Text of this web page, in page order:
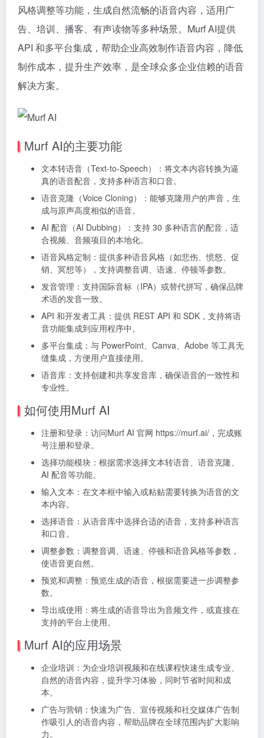
风格调整等功能，生成自然流畅的语音内容，适用广
告、培训、播客、有声读物等多种场景。Murf AI提供
API 和多平台集成，帮助企业高效制作语音内容，降低
制作成本，提升生产效率，是全球众多企业信赖的语音
解决方案。
Murf AI的主要功能
文本转语音（Text-to-Speech）：将文本内容转换为逼
真的语音配音，支持多种语言和口音。
语音克隆（Voice Cloning）：能够克隆用户的声音，生
成与原声高度相似的语音。
AI 配音（AI Dubbing）：支持 30 多种语言的配音，适
合视频、音频项目的本地化。
语音风格定制：提供多种语音风格（如悲伤、愤怒、促
销、冥想等），支持调整音调、语速、停顿等参数。
发音管理：支持国际音标（IPA）或替代拼写，确保品牌
术语的发音一致。
API 和开发者工具：提供 REST API 和 SDK，支持将语
音功能集成到应用程序中。
多平台集成：与 PowerPoint、Canva、Adobe 等工具无
缝集成，方便用户直接使用。
语音库：支持创建和共享发音库，确保语音的一致性和
专业性。
如何使用Murf AI
注册和登录：访问Murf AI 官网 https://murf.ai/，完成账
号注册和登录。
选择功能模块：根据需求选择文本转语音、语音克隆、
AI 配音等功能。
输入文本：在文本框中输入或粘贴需要转换为语音的文
本内容。
选择语音：从语音库中选择合适的语音，支持多种语言
和口音。
调整参数：调整音调、语速、停顿和语音风格等参数，
使语音更自然。
预览和调整：预览生成的语音，根据需要进一步调整参
数。
导出或使用：将生成的语音导出为音频文件，或直接在
支持的平台上使用。
Murf AI的应用场景
企业培训：为企业培训视频和在线课程快速生成专业、
自然的语音内容，提升学习体验，同时节省时间和成
本。
广告与营销：快速为广告、宣传视频和社交媒体广告制
作吸引人的语音内容，帮助品牌在全球范围内扩大影响
力。